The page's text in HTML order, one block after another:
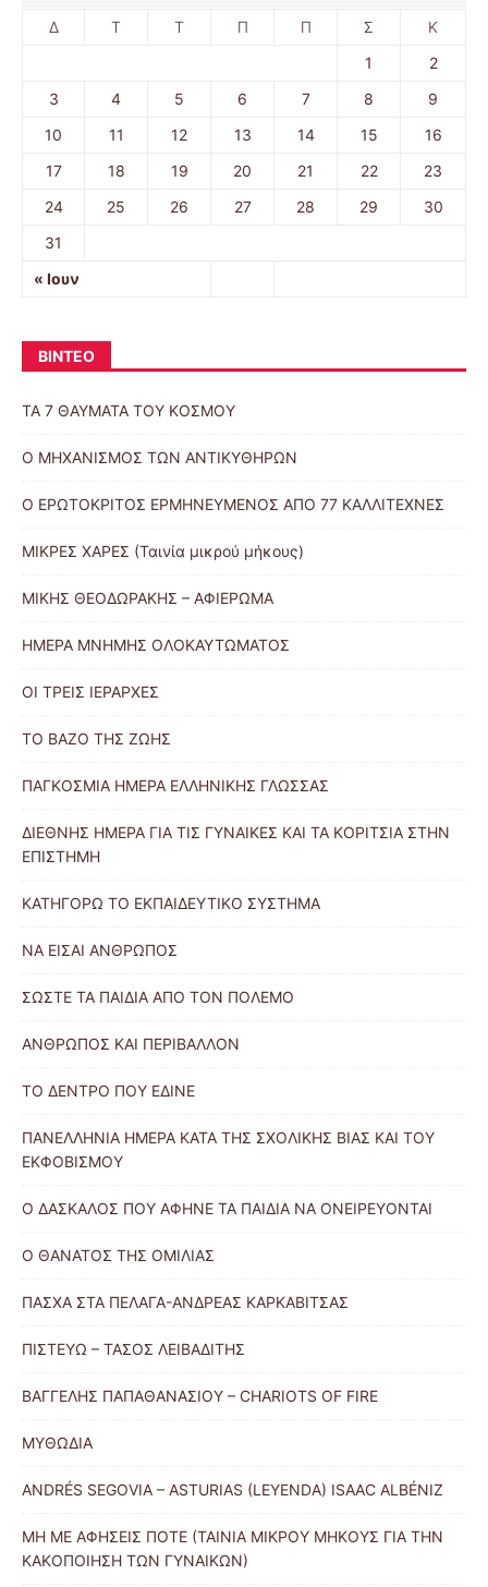
Δ Τ Τ Π Π Σ Κ
« Ιουν
1
2
3
4 5 6 7 8
9
10
11 12 13 14 15
16
17
18 19 20 21 22
23
24
25 26 27 28 29
30
31
ΒΙΝΤΕΟ
ΤΑ 7 ΘΑΥΜΑΤΑ ΤΟΥ ΚΟΣΜΟΥ
Ο ΜΗΧΑΝΙΣΜΟΣ ΤΩΝ ΑΝΤΙΚΥΘΗΡΩΝ
Ο ΕΡΩΤΟΚΡΙΤΟΣ ΕΡΜΗΝΕΥΜΕΝΟΣ ΑΠΟ 77 ΚΑΛΛΙΤΕΧΝΕΣ
ΜΙΚΡΕΣ ΧΑΡΕΣ (Ταινία μικρού μήκους)
ΜΙΚΗΣ ΘΕΟΔΩΡΑΚΗΣ – ΑΦΙΕΡΩΜΑ
ΗΜΕΡΑ ΜΝΗΜΗΣ ΟΛΟΚΑΥΤΩΜΑΤΟΣ
ΟΙ ΤΡΕΙΣ ΙΕΡΑΡΧΕΣ
ΤΟ ΒΑΖΟ ΤΗΣ ΖΩΗΣ
ΠΑΓΚΟΣΜΙΑ ΗΜΕΡΑ ΕΛΛΗΝΙΚΗΣ ΓΛΩΣΣΑΣ
ΔΙΕΘΝΗΣ ΗΜΕΡΑ ΓΙΑ ΤΙΣ ΓΥΝΑΙΚΕΣ ΚΑΙ ΤΑ ΚΟΡΙΤΣΙΑ ΣΤΗΝ
ΕΠΙΣΤΗΜΗ
ΚΑΤΗΓΟΡΩ ΤΟ ΕΚΠΑΙΔΕΥΤΙΚΟ ΣΥΣΤΗΜΑ
ΝΑ ΕΙΣΑΙ ΑΝΘΡΩΠΟΣ
ΣΩΣΤΕ ΤΑ ΠΑΙΔΙΑ ΑΠΟ ΤΟΝ ΠΟΛΕΜΟ
ΑΝΘΡΩΠΟΣ ΚΑΙ ΠΕΡΙΒΑΛΛΟΝ
ΤΟ ΔΕΝΤΡΟ ΠΟΥ ΕΔΙΝΕ
ΠΑΝΕΛΛΗΝΙΑ ΗΜΕΡΑ ΚΑΤΑ ΤΗΣ ΣΧΟΛΙΚΗΣ ΒΙΑΣ ΚΑΙ ΤΟΥ
ΕΚΦΟΒΙΣΜΟΥ
Ο ΔΑΣΚΑΛΟΣ ΠΟΥ ΑΦΗΝΕ ΤΑ ΠΑΙΔΙΑ ΝΑ ΟΝΕΙΡΕΥΟΝΤΑΙ
Ο ΘΑΝΑΤΟΣ ΤΗΣ ΟΜΙΛΙΑΣ
ΠΑΣΧΑ ΣΤΑ ΠΕΛΑΓΑ-ΑΝΔΡΕΑΣ ΚΑΡΚΑΒΙΤΣΑΣ
ΠΙΣΤΕΥΩ – ΤΑΣΟΣ ΛΕΙΒΑΔΙΤΗΣ
ΒΑΓΓΕΛΗΣ ΠΑΠΑΘΑΝΑΣΙΟΥ – CHARIOTS OF FIRE
ΜΥΘΩΔΙΑ
ANDRÉS SEGOVIA – ASTURIAS (LEYENDA) ISAAC ALBÉNIZ
ΜΗ ΜΕ ΑΦΗΣΕΙΣ ΠΟΤΕ (ΤΑΙΝΙΑ ΜΙΚΡΟΥ ΜΗΚΟΥΣ ΓΙΑ ΤΗΝ
ΚΑΚΟΠΟΙΗΣΗ ΤΩΝ ΓΥΝΑΙΚΩΝ)